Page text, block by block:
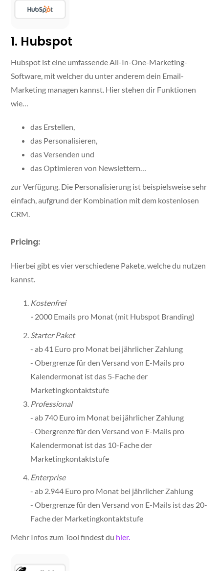
1. Hubspot
Hubspot ist eine umfassende All-In-One-Marketing-
Software, mit welcher du unter anderem dein Email-
Marketing managen kannst. Hier stehen dir Funktionen
wie…
das Erstellen,
das Personalisieren,
das Versenden und
das Optimieren von Newslettern…
zur Verfügung. Die Personalisierung ist beispielsweise sehr
einfach, aufgrund der Kombination mit dem kostenlosen
CRM.
Pricing:
Hierbei gibt es vier verschiedene Pakete, welche du nutzen
kannst.
Kostenfrei
- 2000 Emails pro Monat (mit Hubspot Branding)
Starter Paket
- ab 41 Euro pro Monat bei jährlicher Zahlung
- Obergrenze für den Versand von E-Mails pro
Kalendermonat ist das 5-Fache der
Marketingkontaktstufe
Professional
- ab 740 Euro im Monat bei jährlicher Zahlung
- Obergrenze für den Versand von E-Mails pro
Kalendermonat ist das 10-Fache der
Marketingkontaktstufe
Enterprise
- ab 2.944 Euro pro Monat bei jährlicher Zahlung
- Obergrenze für den Versand von E-Mails ist das 20-
Fache der Marketingkontaktstufe
Mehr Infos zum Tool findest du hier.